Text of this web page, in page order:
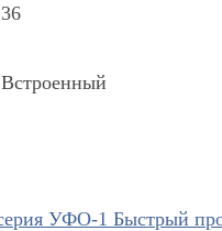
36
Встроенный
Быстрый